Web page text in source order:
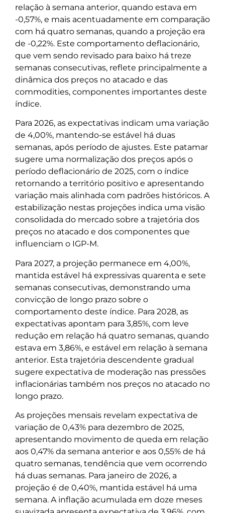
relação à semana anterior, quando estava em
-0,57%, e mais acentuadamente em comparação
com há quatro semanas, quando a projeção era
de -0,22%. Este comportamento deflacionário,
que vem sendo revisado para baixo há treze
semanas consecutivas, reflete principalmente a
dinâmica dos preços no atacado e das
commodities, componentes importantes deste
índice.
Para 2026, as expectativas indicam uma variação
de 4,00%, mantendo-se estável há duas
semanas, após período de ajustes. Este patamar
sugere uma normalização dos preços após o
período deflacionário de 2025, com o índice
retornando a território positivo e apresentando
variação mais alinhada com padrões históricos. A
estabilização nestas projeções indica uma visão
consolidada do mercado sobre a trajetória dos
preços no atacado e dos componentes que
influenciam o IGP-M.
Para 2027, a projeção permanece em 4,00%,
mantida estável há expressivas quarenta e sete
semanas consecutivas, demonstrando uma
convicção de longo prazo sobre o
comportamento deste índice. Para 2028, as
expectativas apontam para 3,85%, com leve
redução em relação há quatro semanas, quando
estava em 3,86%, e estável em relação à semana
anterior. Esta trajetória descendente gradual
sugere expectativa de moderação nas pressões
inflacionárias também nos preços no atacado no
longo prazo.
As projeções mensais revelam expectativa de
variação de 0,43% para dezembro de 2025,
apresentando movimento de queda em relação
aos 0,47% da semana anterior e aos 0,55% de há
quatro semanas, tendência que vem ocorrendo
há duas semanas. Para janeiro de 2026, a
projeção é de 0,40%, mantida estável há uma
semana. A inflação acumulada em doze meses